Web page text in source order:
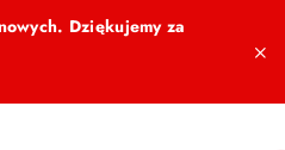
Dziękujemy za